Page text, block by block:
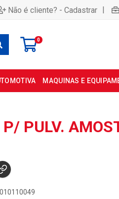
Não é cliente? - Cadastrar |
0
MAQUINAS E
P/ PULV.